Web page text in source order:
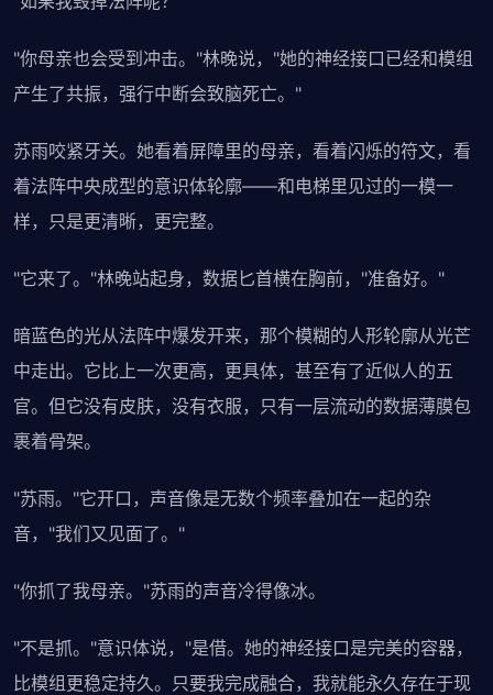
"你母亲也会受到冲击。"林晚说，"她的神经接口已经和模组
产生了共振，强行中断会致脑死亡。"
苏雨咬紧牙关。她看着屏障里的母亲，看着闪烁的符文，看
着法阵中央成型的意识体轮廓——和电梯里见过的一模一
样，只是更清晰，更完整。
"它来了。"林晚站起身，数据匕首横在胸前，"准备好。"
暗蓝色的光从法阵中爆发开来，那个模糊的人形轮廓从光芒
中走出。它比上一次更高，更具体，甚至有了近似人的五
官。但它没有皮肤，没有衣服，只有一层流动的数据薄膜包
裹着骨架。
"苏雨。"它开口，声音像是无数个频率叠加在一起的杂
音，"我们又见面了。"
"你抓了我母亲。"苏雨的声音冷得像冰。
"不是抓。"意识体说，"是借。她的神经接口是完美的容器，
比模组更稳定持久。只要我完成融合，我就能永久存在于现